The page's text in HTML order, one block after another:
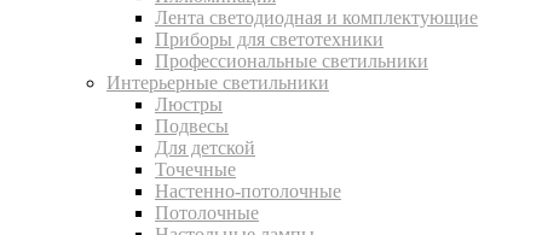
Лента светодиодная и комплектующие
Приборы для светотехники
Профессиональные светильники
Интерьерные светильники
Люстры
Подвесы
Для детской
Точечные
Настенно-потолочные
Потолочные